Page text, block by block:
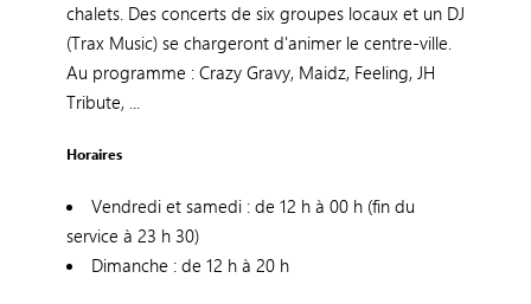
chalets. Des concerts de six groupes locaux et un DJ
(Trax Music) se chargeront d'animer le centre-ville.
Au programme : Crazy Gravy, Maidz, Feeling, JH
Tribute, ...
Horaires
Vendredi et samedi : de 12 h à 00 h (fin du
service à 23 h 30)
Dimanche : de 12 h à 20 h